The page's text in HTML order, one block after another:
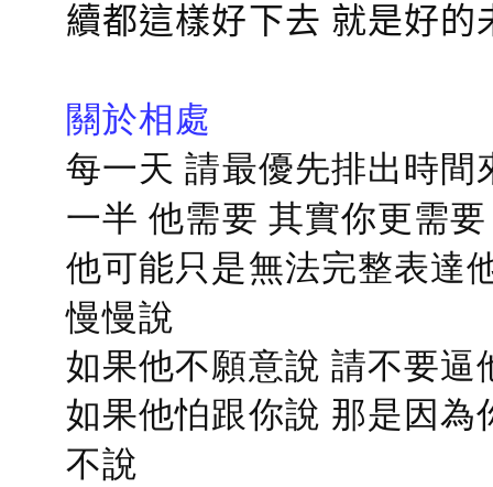
續都這樣好下去 就是好的
關於相處
每一天 請最優先排出時
一半 他需要 其實你更需要
他可能只是無法完整表達
慢慢說
如果他不願意說 請不要逼
如果他怕跟你說 那是因
不說